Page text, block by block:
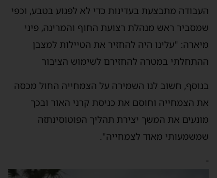
מתבצעת בעדינות כדי לא לפגוע בטבע, וכפי
ראש מנהלת רצועת החוף והמרינה, פיני
"עלינו היה להחזיר את הטיילות למצבן
במטרה להחזירם לשימוש הציבור
חשוב לנו השמירה על הצמחייה החול מכסה
הצמחייה וחוסם את כניסת קרני האור ובכך
את המשך יצירת תהליך הפוטוסינתזה
מאוד לצמחייה".